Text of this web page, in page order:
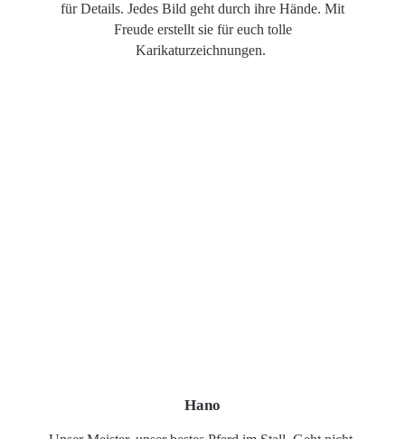
für Details. Jedes Bild geht durch ihre Hände. Mit
Freude erstellt sie für euch tolle
Karikaturzeichnungen.
Hano